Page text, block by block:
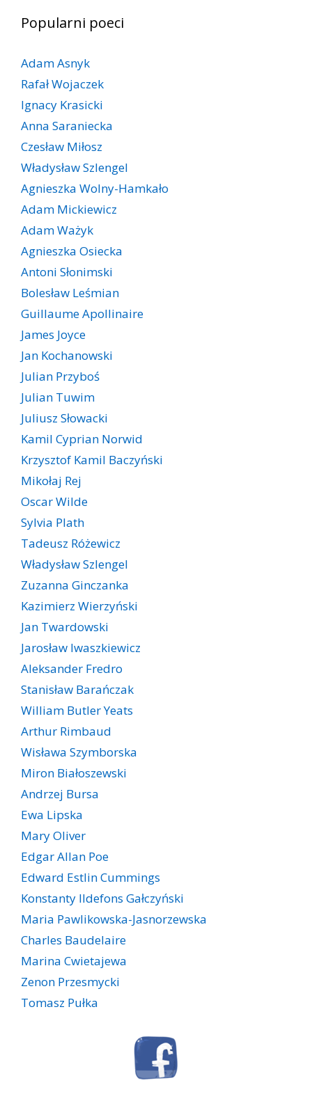
Popularni poeci
Adam Asnyk
Rafał Wojaczek
Ignacy Krasicki
Anna Saraniecka
Czesław Miłosz
Władysław Szlengel
Agnieszka Wolny-Hamkało
Adam Mickiewicz
Adam Ważyk
Agnieszka Osiecka
Antoni Słonimski
Bolesław Leśmian
Guillaume Apollinaire
James Joyce
Jan Kochanowski
Julian Przyboś
Julian Tuwim
Juliusz Słowacki
Kamil Cyprian Norwid
Krzysztof Kamil Baczyński
Mikołaj Rej
Oscar Wilde
Sylvia Plath
Tadeusz Różewicz
Władysław Szlengel
Zuzanna Ginczanka
Kazimierz Wierzyński
Jan Twardowski
Jarosław Iwaszkiewicz
Aleksander Fredro
Stanisław Barańczak
William Butler Yeats
Arthur Rimbaud
Wisława Szymborska
Miron Białoszewski
Andrzej Bursa
Ewa Lipska
Mary Oliver
Edgar Allan Poe
Edward Estlin Cummings
Konstanty Ildefons Gałczyński
Maria Pawlikowska-Jasnorzewska
Charles Baudelaire
Marina Cwietajewa
Zenon Przesmycki
Tomasz Pułka